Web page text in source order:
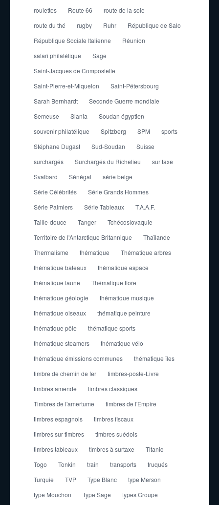
roulettes
Route 66
route de la soie
route du thé
rugby Ruhr
République de Salo
République Sociale Italienne
Réunion
safari philatélique
Sage
Saint-Jacques de Compostelle
Saint-Pierre-et-Miquelon
Saint-Pétersbourg
Sarah Bernhardt
Seconde Guerre mondiale
Semeuse
Slania
Soudan égyptien
souvenir philatélique
Spitzberg SPM
sports
Stéphane Dugast
Sud-Soudan
Suisse
surchargés
Surchargés du Richelieu
sur taxe
Svalbard
Sénégal
série belge
Série Célébrités
Série Grands Hommes
Série Palmiers
Série Tableaux
T.A.A.F.
Taille-douce
Tanger
Tchécoslovaquie
Territoire de l'Antarctique Britannique
Thaïlande
Thermalisme
thématique
Thématique arbres
thématique bateaux
thématique espace
thématique faune
Thématique flore
thématique géologie
thématique musique
thématique oiseaux
thématique peinture
thématique pôle
thématique sports
thématique steamers
thématique vélo
thématique émissions communes
thématique îles
timbre de chemin de fer
timbres-poste-Livre
timbres amende
timbres classiques
Timbres de l'amertume
timbres de l'Empire
timbres espagnols
timbres fiscaux
timbres sur timbres
timbres suédois
timbres tableaux
timbres à surtaxe
Titanic
Togo
Tonkin train transports
truqués
Turquie
TVP Type Blanc
type Merson
type Mouchon
Type Sage
types Groupe